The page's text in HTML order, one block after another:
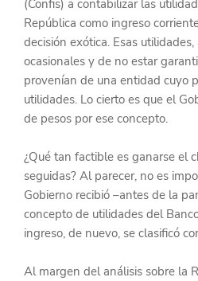
(Confis) a contabilizar las
República como ingreso
decisión exótica. Esas
ocasionales y de no estar
provenían de una entidad cuyo
utilidades. Lo cierto es que el
de pesos por ese concepto.
¿Qué tan factible es ganarse el
seguidas? Al parecer, no es
Gobierno recibió –antes de la
concepto de utilidades del
ingreso, de nuevo, se clasificó
Al margen del análisis sobre la